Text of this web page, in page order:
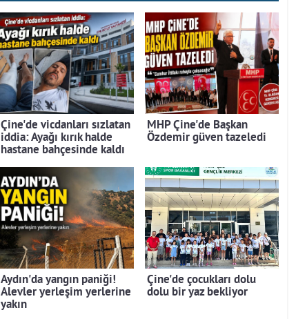
Çine'de vicdanları sızlatan
iddia: Ayağı kırık halde
hastane bahçesinde kaldı
MHP Çine'de Başkan
Özdemir güven tazeledi
Aydın'da yangın paniği!
Alevler yerleşim yerlerine
yakın
Çine'de çocukları dolu
dolu bir yaz bekliyor